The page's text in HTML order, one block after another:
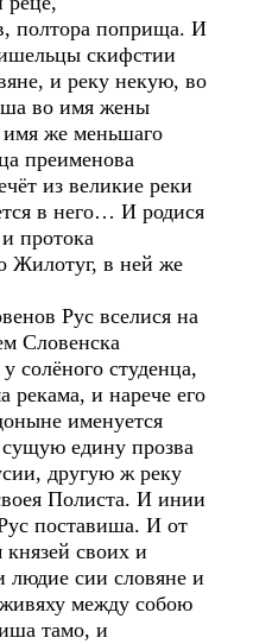
полтора поприща. И
скифстии
и реку некую, во
во имя жены
же меньшаго
преименова
из великие реки
в него… И родися
протока
Жилотуг, в ней же
Рус вселися на
Словенска
солёного студенца,
рекама, и нарече его
именуется
едину прозва
другую ж реку
Полиста. И инии
поставиша. И от
своих и
людие сии словяне и
между собою
тамо, и